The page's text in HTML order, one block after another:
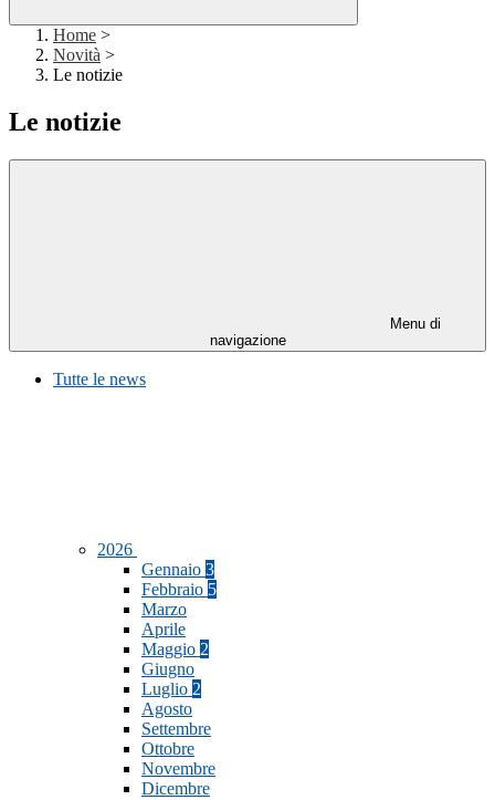
Home >
Novità >
Le notizie
Le notizie
Menu di
navigazione
Tutte le news
2026
Gennaio 3
Febbraio 5
Marzo
Aprile
Maggio 2
Giugno
Luglio 2
Agosto
Settembre
Ottobre
Novembre
Dicembre